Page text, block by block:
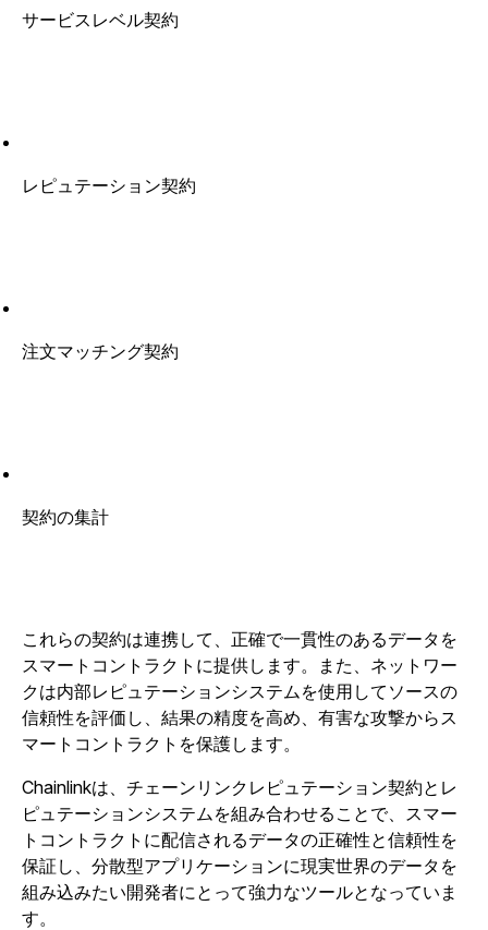
サービスレベル契約
レピュテーション契約
注文マッチング契約
契約の集計
これらの契約は連携して、正確で一貫性のあるデータを
スマートコントラクトに提供します。また、ネットワー
クは内部レピュテーションシステムを使用してソースの
信頼性を評価し、結果の精度を高め、有害な攻撃からス
マートコントラクトを保護します。
Chainlinkは、チェーンリンクレピュテーション契約とレ
ピュテーションシステムを組み合わせることで、スマー
トコントラクトに配信されるデータの正確性と信頼性を
保証し、分散型アプリケーションに現実世界のデータを
組み込みたい開発者にとって強力なツールとなっていま
す。